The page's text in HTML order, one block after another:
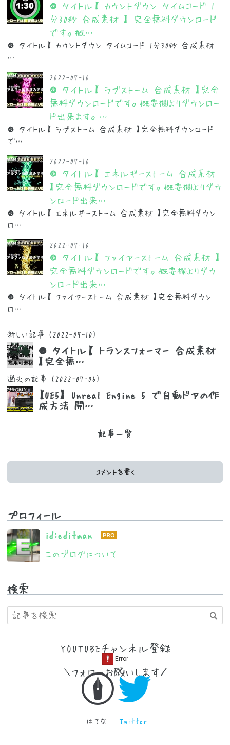
● タイトル【 カウントダウン タイムコード 1
分30秒 合成素材 】 完全無料ダウンロード
です。概…
● タイトル【 カウントダウン タイムコード 1分30秒 合成素材
…
2022-07-10
● タイトル【 ラブストーム 合成素材 】完全
無料ダウンロードです。概要欄よりダウンロー
ド出来ます。…
● タイトル【 ラブストーム 合成素材 】完全無料ダウンロード
で…
2022-07-10
● タイトル【 エネルギーストーム 合成素材
】完全無料ダウンロードです。概要欄よりダウ
ンロード出来…
● タイトル【 エネルギーストーム 合成素材 】完全無料ダウン
ロ…
2022-07-10
● タイトル【 ファイアーストーム 合成素材 】
完全無料ダウンロードです。概要欄よりダウ
ンロード出来…
● タイトル【 ファイアーストーム 合成素材 】完全無料ダウン
ロ…
新しい記事 (2022-07-10)
● タイトル【 トランスフォーマー 合成素材
】完全無…
過去の記事 (2022-07-06)
【UE5】 Unreal Engine 5 で自動ドアの作
成方法 開…
記事一覧
コメントを書く
プロフィール
id:editman
は
な
Pro
このブログについて
検索
YOUTUBEチャンネル登録
＼フォローお願いします／
はてな Twitter